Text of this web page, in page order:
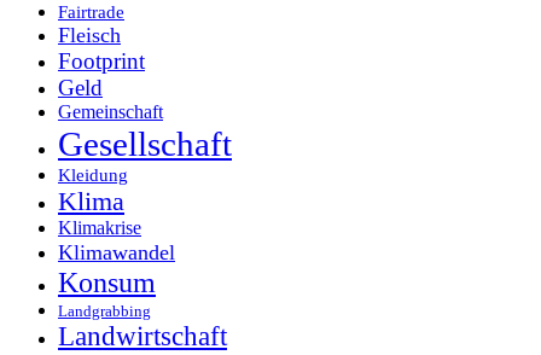
Fairtrade
Fleisch
Footprint
Geld
Gemeinschaft
Gesellschaft
Kleidung
Klima
Klimakrise
Klimawandel
Konsum
Landgrabbing
Landwirtschaft